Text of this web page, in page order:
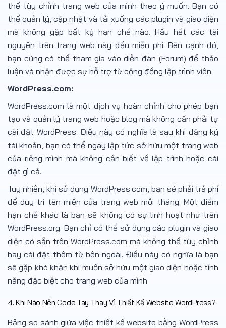
thể tùy chỉnh trang web của mình theo ý muốn. Bạn có
thể quản lý, cập nhật và tải xuống các plugin và giao diện
mà không gặp bất kỳ hạn chế nào. Hầu hết các tài
nguyên trên trang web này đều miễn phí. Bên cạnh đó,
bạn cũng có thể tham gia vào diễn đàn (Forum) để thảo
luận và nhận được sự hỗ trợ từ cộng đồng lập trình viên.
WordPress.com:
WordPress.com là một dịch vụ hoàn chỉnh cho phép bạn
tạo và quản lý trang web hoặc blog mà không cần phải tự
cài đặt WordPress. Điều này có nghĩa là sau khi đăng ký
tài khoản, bạn có thể ngay lập tức sở hữu một trang web
của riêng mình mà không cần biết về lập trình hoặc cài
đặt gì cả.
Tuy nhiên, khi sử dụng WordPress.com, bạn sẽ phải trả phí
để duy trì tên miền của trang web mỗi tháng. Một điểm
hạn chế khác là bạn sẽ không có sự linh hoạt như trên
WordPress.org. Bạn chỉ có thể sử dụng các plugin và giao
diện có sẵn trên WordPress.com mà không thể tùy chỉnh
hay cài đặt thêm từ bên ngoài. Điều này có nghĩa là bạn
sẽ gặp khó khăn khi muốn sở hữu một giao diện hoặc tính
năng đặc biệt cho trang web của mình.
4. Khi Nào Nên Code Tay Thay Vì Thiết Kế Website WordPress?
Bảng so sánh giữa việc thiết kế website bằng WordPress